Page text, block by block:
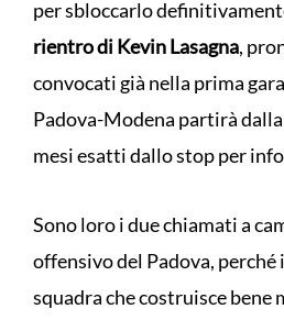
per sbloccarlo
rientro di Kevin Lasagna,
convocati già nella prima
Padova-Modena partirà
mesi esatti dallo stop per
Sono loro i due chiamati a
offensivo del Padova,
squadra che costruisce bene